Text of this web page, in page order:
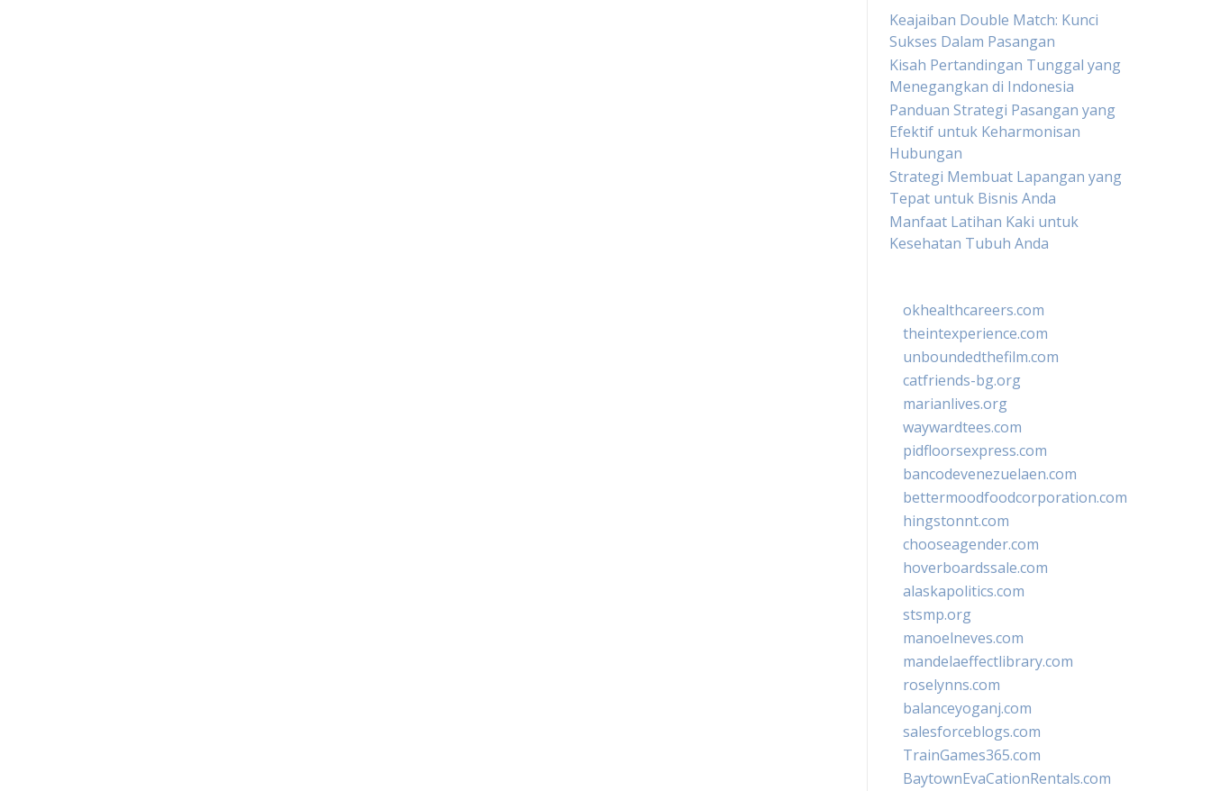
Keajaiban Double Match: Kunci
Sukses Dalam Pasangan
Kisah Pertandingan Tunggal yang
Menegangkan di Indonesia
Panduan Strategi Pasangan yang
Efektif untuk Keharmonisan
Hubungan
Strategi Membuat Lapangan yang
Tepat untuk Bisnis Anda
Manfaat Latihan Kaki untuk
Kesehatan Tubuh Anda
okhealthcareers.com
theintexperience.com
unboundedthefilm.com
catfriends-bg.org
marianlives.org
waywardtees.com
pidfloorsexpress.com
bancodevenezuelaen.com
bettermoodfoodcorporation.com
hingstonnt.com
chooseagender.com
hoverboardssale.com
alaskapolitics.com
stsmp.org
manoelneves.com
mandelaeffectlibrary.com
roselynns.com
balanceyoganj.com
salesforceblogs.com
TrainGames365.com
BaytownEvaCationRentals.com